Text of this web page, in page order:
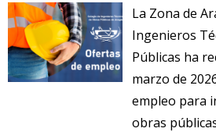
La Zona de
Ingenieros
Públicas ha
marzo de
empleo para
obras